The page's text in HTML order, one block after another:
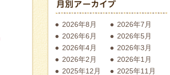
2026年8月
2026年7月
2026年6月
2026年5月
2026年4月
2026年3月
2026年2月
2026年1月
2025年12月
2025年11月